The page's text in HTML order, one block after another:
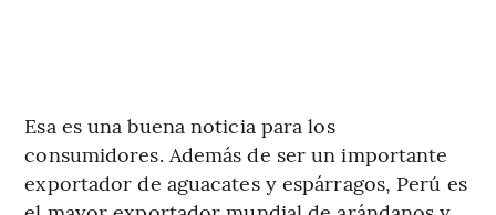
Esa es una buena noticia para los
consumidores. Además de ser un importante
exportador de aguacates y espárragos, Perú es